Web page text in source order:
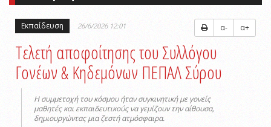
Εκπαίδευση 26/6/2026 12:01 α- α+
Τελετή αποφοίτησης του Συλλόγου
Γονέων & Κηδεμόνων ΠΕΠΑΛ Σύρου
Η συμμετοχή του κόσμου ήταν συγκινητική με γονείς
μαθητές και εκπαιδευτικούς να γεμίζουν την αίθουσα,
δημιουργώντας μια ζεστή ατμόσφαιρα.